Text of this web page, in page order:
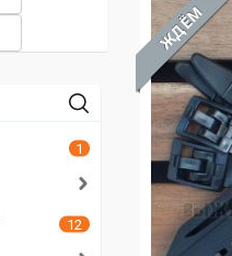
ЖДЁМ
дайвинга
расцветки.
1
12